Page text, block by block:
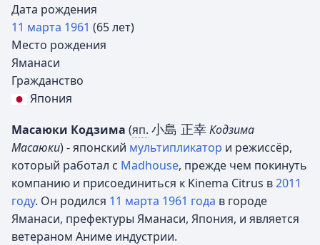
Дата рождения
11 марта 1961 (65 лет)
Место рождения
Яманаси
Гражданство
Япония
Масаюки Кодзима (яп. 小島 正幸Кодзима
Масаюки)- японский мультипликатор и режиссёр,
который работал с Madhouse, прежде чем покинуть
компанию и присоединиться к Kinema Citrus в2011
году. Он родился 11 марта 1961 года в городе
Яманаси, префектуры Яманаси, Япония, и является
ветераном Аниме индустрии.